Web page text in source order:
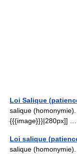
Loi Salique
salique
{{{image}}}|280px]]
Loi salique
salique